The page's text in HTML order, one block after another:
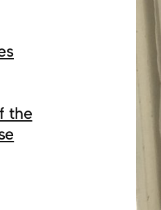
the